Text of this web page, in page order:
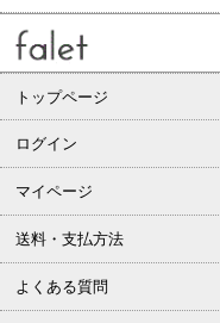
トップページ
ログイン
マイページ
送料・支払方法
よくある質問